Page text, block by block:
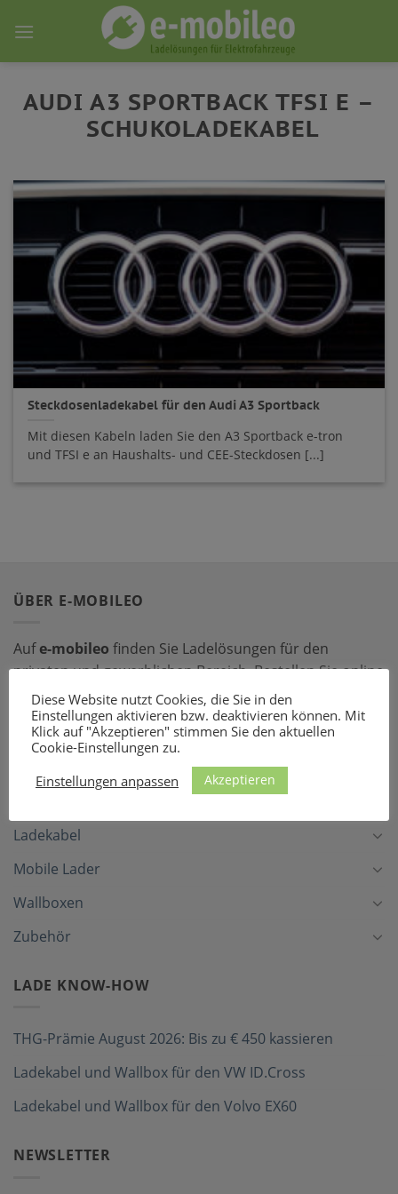
AUDI A3 SPORTBACK TFSI E –
SCHUKOLADEKABEL
Steckdosenladekabel für den Audi A3 Sportback
Mit diesen Kabeln laden Sie den A3 Sportback e-tron
und TFSI e an Haushalts- und CEE-Steckdosen [...]
ÜBER E-MOBILEO
Aufe-mobileo finden Sie Ladelösungen für den
privaten und gewerblichen Bereich. Bestellen Sie online
bei einem unserer zahlreichen Partner – mit dem
passenden Ladeequipment sind Sie für jede Situation
gerüstet!
LADEZUBEHÖR
Ladekabel
Mobile Lader
Wallboxen
Zubehör
LADE KNOW-HOW
THG-Prämie August 2026: Bis zu € 450 kassieren
Ladekabel und Wallbox für den VW ID.Cross
Ladekabel und Wallbox für den Volvo EX60
NEWSLETTER
Diese Website nutzt Cookies, die Sie in den
Einstellungen aktivieren bzw. deaktivieren können. Mit
Klick auf "Akzeptieren" stimmen Sie den aktuellen
Cookie-Einstellungen zu.
Einstellungen anpassen
Akzeptieren